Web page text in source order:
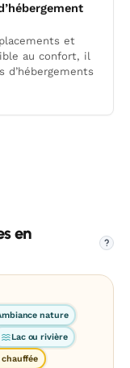
et
au confort, il
d’hébergements
en
?
nature
Lac ou rivière
chauffée